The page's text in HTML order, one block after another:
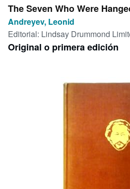
Consultar mis pedidos
Búsqueda avanzada
Colecciones
Arte y coleccionismo
CERRAR
The Seven Who Were
Andreyev, Leonid
Editorial: Lindsay Drummond
Original o primera edición